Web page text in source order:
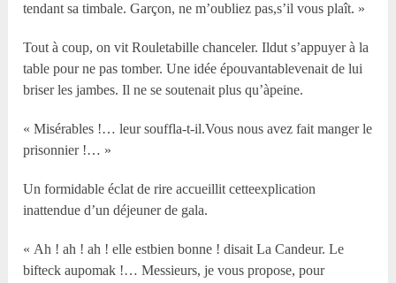
tendant sa timbale. Garçon, ne m’oubliez pas,s’il vous plaît. »
Tout à coup, on vit Rouletabille chanceler. Ildut s’appuyer à la
table pour ne pas tomber. Une idée épouvantablevenait de lui
briser les jambes. Il ne se soutenait plus qu’àpeine.
« Misérables !… leur souffla-t-il.Vous nous avez fait manger le
prisonnier !… »
Un formidable éclat de rire accueillit cetteexplication
inattendue d’un déjeuner de gala.
« Ah ! ah ! ah ! elle estbien bonne ! disait La Candeur. Le
bifteck aupomak !… Messieurs, je vous propose, pour